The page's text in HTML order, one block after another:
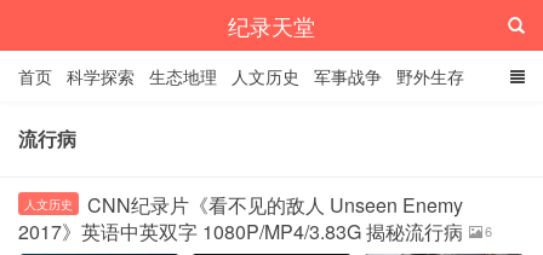
纪录天堂
首页 科学探索 生态地理 人文历史 军事战争 野外生存
经典纪录
流行病
人文历史
CNN纪录片《看不见的敌人 Unseen Enemy
2017》英语中英双字 1080P/MP4/3.83G 揭秘流行病
6